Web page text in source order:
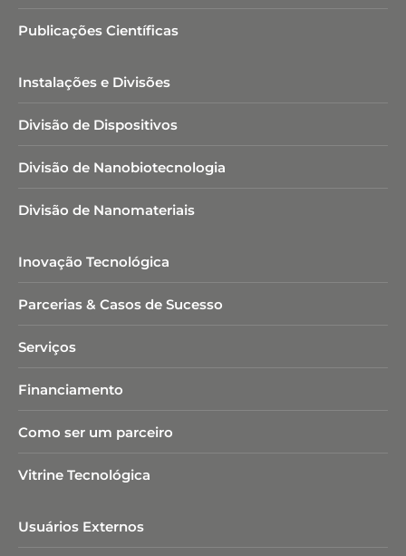
Publicações Científicas
Instalações e Divisões
Divisão de Dispositivos
Divisão de Nanobiotecnologia​
Divisão de Nanomateriais
Inovação Tecnológica
Parcerias & Casos de Sucesso
Serviços
Financiamento
Como ser um parceiro
Vitrine Tecnológica
Usuários Externos